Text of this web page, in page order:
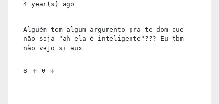
4 year(s) ago
Alguém tem algum argumento pra te dom que
não seja "ah ela é inteligente"??? Eu tbm
não vejo si aux
8 0